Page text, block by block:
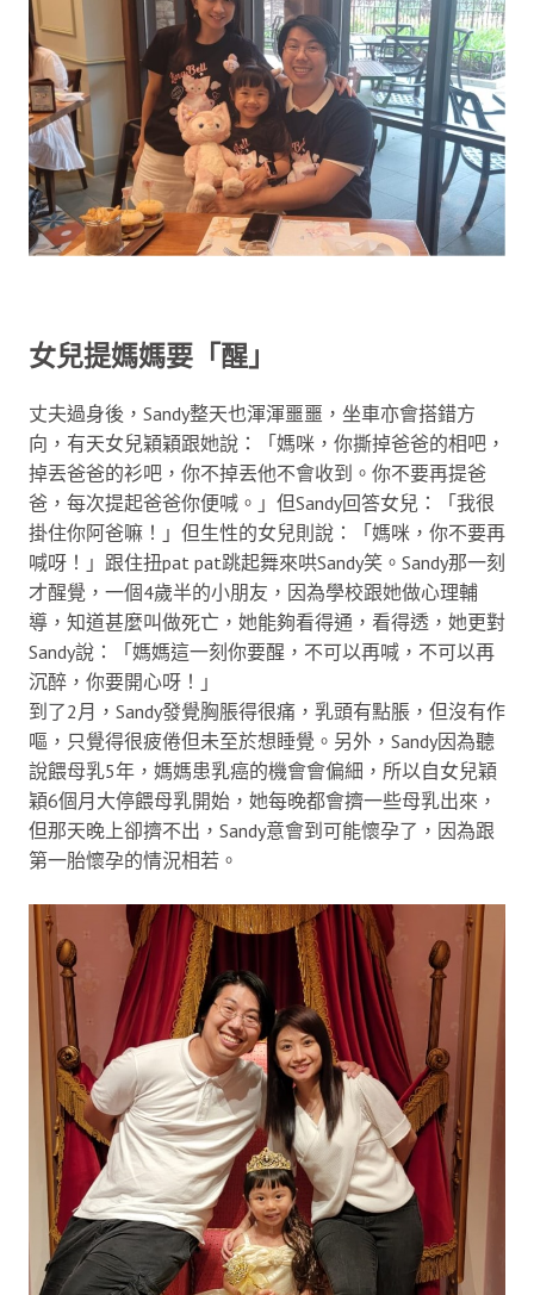
女兒提媽媽要「醒」
丈夫過身後，Sandy整天也渾渾噩噩，坐車亦會搭錯方
向，有天女兒穎穎跟她說：「媽咪，你撕掉爸爸的相吧，
掉丟爸爸的衫吧，你不掉丟他不會收到。你不要再提爸
爸，每次提起爸爸你便喊。」但Sandy回答女兒：「我很
掛住你阿爸嘛！」但生性的女兒則說：「媽咪，你不要再
喊呀！」跟住扭pat pat跳起舞來哄Sandy笑。Sandy那一刻
才醒覺，一個4歲半的小朋友，因為學校跟她做心理輔
導，知道甚麼叫做死亡，她能夠看得通，看得透，她更對
Sandy說：「媽媽這一刻你要醒，不可以再喊，不可以再
沉醉，你要開心呀！」
到了2月，Sandy發覺胸脹得很痛，乳頭有點脹，但沒有作
嘔，只覺得很疲倦但未至於想睡覺。另外，Sandy因為聽
說餵母乳5年，媽媽患乳癌的機會會偏細，所以自女兒穎
穎6個月大停餵母乳開始，她每晚都會擠一些母乳出來，
但那天晚上卻擠不出，Sandy意會到可能懷孕了，因為跟
第一胎懷孕的情況相若。